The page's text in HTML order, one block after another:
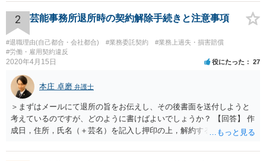
2 芸能事務所退所時の契約解除手続きと注意事項
#退職理由(自己都合・会社都合) #業務委託契約
#業務上過失・損害賠償
#労働・雇用契約違反
2020年4月15日 役にたった 27
本庄 卓磨 弁護士
＞まずはメールにて退所の旨をお伝えし、その後書面を送付しようと
考えているのですが、どのように書けばよいでしょうか？ 【回答】 作
成日，住所，氏名（＋芸名）を記入し押印の上，解約する旨を伝える
ようなことはありますでしょうか？ 【回答】 特にないと思われます